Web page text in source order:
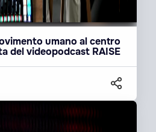
umano al centro
del videopodcast RAISE